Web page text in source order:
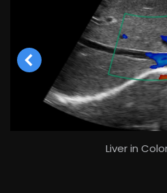
Liver in